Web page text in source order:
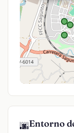
🌆Entorno